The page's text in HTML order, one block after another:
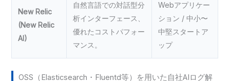
New Relic
(New Relic
AI)
自然言語での対話型分
析インターフェース、
優れたコストパフォー
マンス。
Webアプリケー
ション / 中小〜
中堅スタートア
ップ
OSS（Elasticsearch・Fluentd等）を用いた自社AIログ解